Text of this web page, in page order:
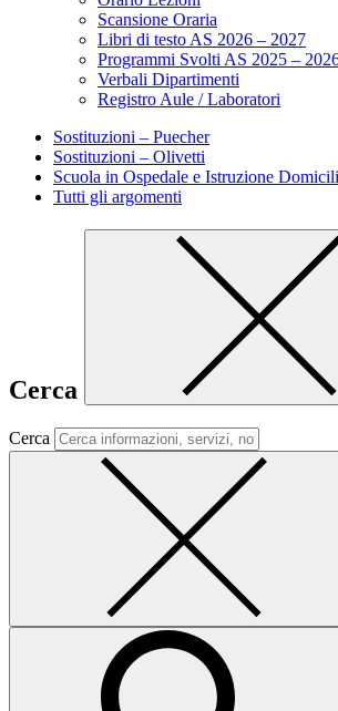
Scansione Oraria
Libri di testo AS 2026 – 2027
Programmi Svolti AS 2025 –
Verbali Dipartimenti
Registro Aule / Laboratori
Sostituzioni – Puecher
Sostituzioni – Olivetti
Scuola in Ospedale e Istruzione
Tutti gli argomenti
Cerca
Cerca